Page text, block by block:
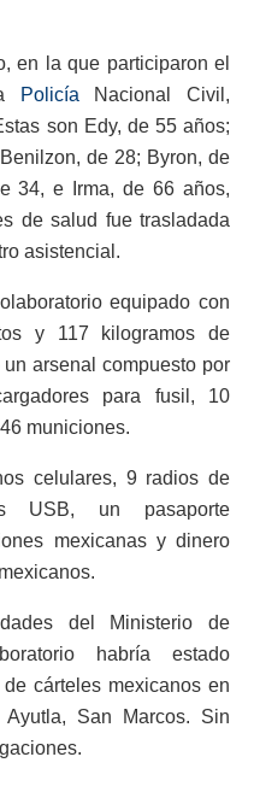
en la que participaron el
PolicíaNacional Civil,
son Edy, de 55 años;
de 28; Byron, de
34, e Irma, de 66 años,
de salud fue trasladada
asistencial.
equipado con
y 117 kilogramos de
arsenal compuesto por
para fusil, 10
municiones.
celulares, 9 radios de
USB, un pasaporte
mexicanas y dinero
del Ministerio de
habría estado
cárteles mexicanos en
San Marcos. Sin